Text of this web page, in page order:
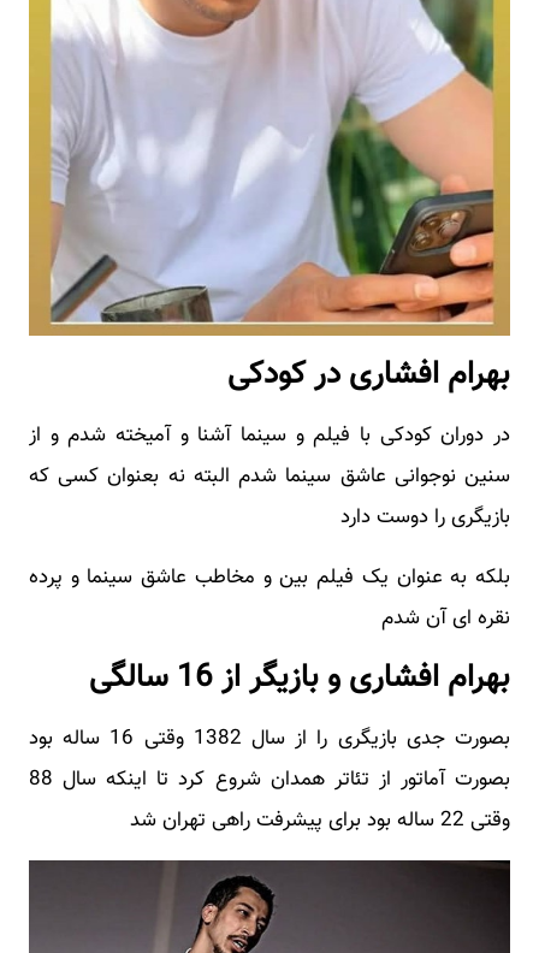
بهرام افشاری در کودکی
در دوران کودکی با فیلم و سینما آشنا و آمیخته شدم و از
سنین نوجوانی عاشق سینما شدم البته نه بعنوان کسی که
بازیگری را دوست دارد
بلکه به عنوان یک فیلم بین و مخاطب عاشق سینما و پرده
نقره ای آن شدم
بهرام افشاری و بازیگر از 16 سالگی
بصورت جدی بازیگری را از سال 1382 وقتی 16 ساله بود
بصورت آماتور از تئاتر همدان شروع کرد تا اینکه سال 88
وقتی 22 ساله بود برای پیشرفت راهی تهران شد